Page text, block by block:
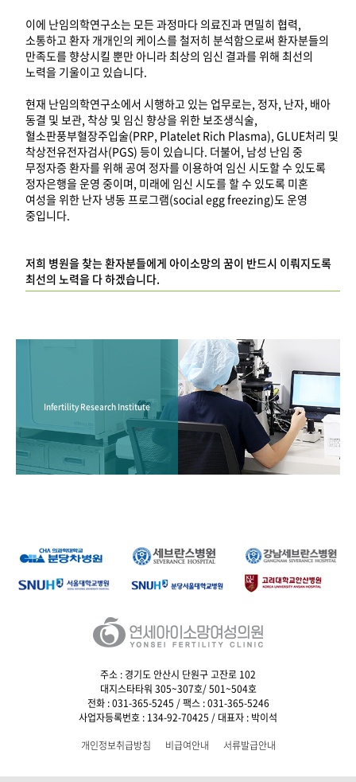
이에 난임의학연구소는 모든 과정마다 의료진과 면밀히 협력,
소통하고 환자 개개인의 케이스를 철저히 분석함으로써 환자분들의
만족도를 향상시킬 뿐만 아니라 최상의 임신 결과를 위해 최선의
노력을 기울이고 있습니다.
현재 난임의학연구소에서 시행하고 있는 업무로는, 정자, 난자, 배아
동결 및 보관, 착상 및 임신 향상을 위한 보조생식술,
혈소판풍부혈장주입술(PRP, Platelet Rich Plasma), GLUE처리 및
착상전유전자검사(PGS) 등이 있습니다. 더불어, 남성 난임 중
무정자증 환자를 위해 공여 정자를 이용하여 임신 시도할 수 있도록
정자은행을 운영 중이며, 미래에 임신 시도를 할 수 있도록 미혼
여성을 위한 난자 냉동 프로그램(social egg freezing)도 운영
중입니다.
저희 병원을 찾는 환자분들에게 아이소망의 꿈이 반드시 이뤄지도록
최선의 노력을 다 하겠습니다.
Infertility Research Institute
주소 : 경기도 안산시 단원구 고잔로 102
대지스타타워 305~307호/ 501~504호
전화 : 031-365-5245 / 팩스 : 031-365-5246
사업자등록번호 : 134-92-70425 / 대표자 : 박이석
개인정보취급방침
비급여안내 서류발급안내